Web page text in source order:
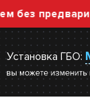
Установка ГБО: